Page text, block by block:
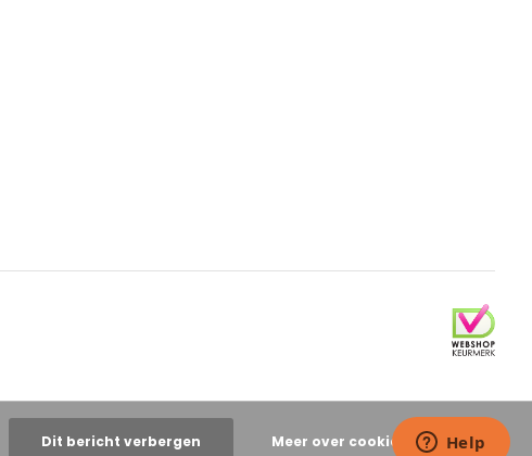
Dit bericht verbergen Meer over cookies »